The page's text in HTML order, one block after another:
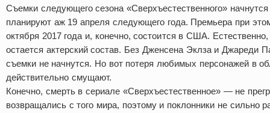
Съемки следующего сезона «Сверхъестественного»
планируют аж 19 апреля следующего года. Премьера при
октября 2017 года и, конечно, состоится в США.
остается актерский состав. Без Дженсена Эклза и Джареди
съемки не начнутся. Но вот потеря любимых персонажей в
действительно смущают.
Конечно, смерть в сериале «Сверхъестественное» — не
возвращались с того мира, поэтому и поклонники не сильно